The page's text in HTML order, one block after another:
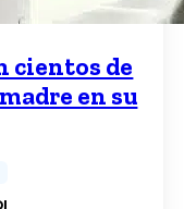
cientos de
en su